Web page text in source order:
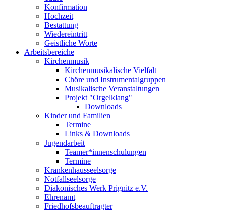
Konfirmation
Hochzeit
Bestattung
Wiedereintritt
Geistliche Worte
Arbeitsbereiche
Kirchenmusik
Kirchenmusikalische Vielfalt
Chöre und Instrumentalgruppen
Musikalische Veranstaltungen
Projekt "Orgelklang"
Downloads
Kinder und Familien
Termine
Links & Downloads
Jugendarbeit
Teamer*innenschulungen
Termine
Krankenhausseelsorge
Notfallseelsorge
Diakonisches Werk Prignitz e.V.
Ehrenamt
Friedhofsbeauftragter